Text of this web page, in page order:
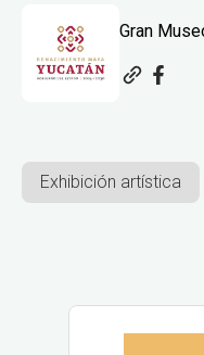
Gran
Exhibición artística